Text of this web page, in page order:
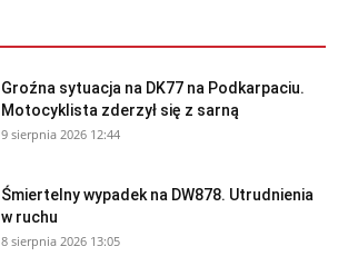
Groźna sytuacja na DK77 na Podkarpaciu.
Motocyklista zderzył się z sarną
9 sierpnia 2026 12:44
Śmiertelny wypadek na DW878. Utrudnienia
w ruchu
8 sierpnia 2026 13:05